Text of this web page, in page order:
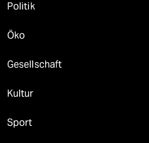
Politik
Öko
Gesellschaft
Kultur
Sport